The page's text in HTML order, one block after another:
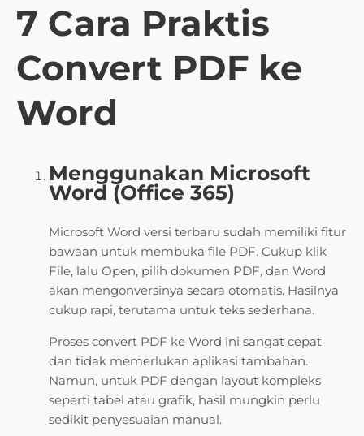
7 Cara Praktis
Convert PDF ke
Word
Menggunakan Microsoft
Word (Office 365)
Microsoft Word versi terbaru sudah memiliki fitur
bawaan untuk membuka file PDF. Cukup klik
File, lalu Open, pilih dokumen PDF, dan Word
akan mengonversinya secara otomatis. Hasilnya
cukup rapi, terutama untuk teks sederhana.
Proses convert PDF ke Word ini sangat cepat
dan tidak memerlukan aplikasi tambahan.
Namun, untuk PDF dengan layout kompleks
seperti tabel atau grafik, hasil mungkin perlu
sedikit penyesuaian manual.